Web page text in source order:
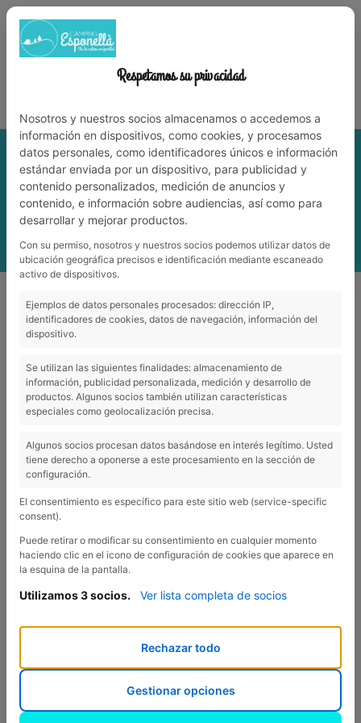
972 59 70 74
TRAVAILLEZ AVEC NOUS
Vit la nature en famille!
MENU
Routes autour du camping
L'environnement naturel du Camping Esponellà est l'une
des valeurs et attractions touristiques les plus
importantes. Le nombre d'itinéraires à pied et à vélo –
ou même à cheval!– que l'on peut faire autour de cela
signifie que, près d'Esponellà, toutes les familles qui
ont passé des années ici, ont leur coin préféré.
Respetamos su privacidad
Nosotros y nuestros socios almacenamos o accedemos a
información en dispositivos, como cookies, y procesamos
datos personales, como identificadores únicos e información
estándar enviada por un dispositivo, para publicidad y
contenido personalizados, medición de anuncios y
contenido, e información sobre audiencias, así como para
desarrollar y mejorar productos.
Con su permiso, nosotros y nuestros socios podemos utilizar datos de
ubicación geográfica precisos e identificación mediante escaneado
activo de dispositivos.
Ejemplos de datos personales procesados: dirección IP,
identificadores de cookies, datos de navegación, información del
dispositivo.
Se utilizan las siguientes finalidades: almacenamiento de
información, publicidad personalizada, medición y desarrollo de
productos. Algunos socios también utilizan características
especiales como geolocalización precisa.
Algunos socios procesan datos basándose en interés legítimo. Usted
tiene derecho a oponerse a este procesamiento en la sección de
configuración.
El consentimiento es específico para este sitio web (service-specific
consent).
Puede retirar o modificar su consentimiento en cualquier momento
haciendo clic en el icono de configuración de cookies que aparece en
la esquina de la pantalla.
Utilizamos 3 socios. Ver lista completa de socios
Rechazar todo
Gestionar opciones